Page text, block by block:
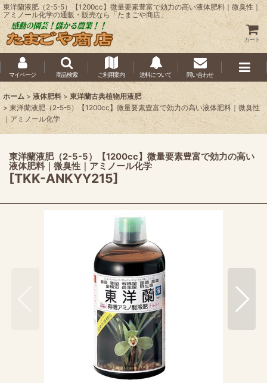
東洋蘭液肥（2-5-5）【1200cc】微量要素豊富で効力の高い液体肥料｜微臭性｜
アミノール化学の通販・販売なら「たまごや商店」
カート
マイページ 商品検索 ご利用案内 送料について 問い合わせ
ホーム > 液体肥料 > 東洋蘭古典植物用液肥
> 東洋蘭液肥（2-5-5）【1200cc】微量要素豊富で効力の高い液体肥料｜微臭性
｜アミノール化学
東洋蘭液肥（2-5-5）【1200cc】微量要素豊富で効力の高い
液体肥料｜微臭性｜アミノール化学
[TKK-ANKYY215]